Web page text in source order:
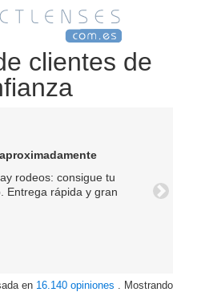
clientes de
rodeos: consigue tu
Entrega rápida y gran
en 16.140 opiniones . Mostrando